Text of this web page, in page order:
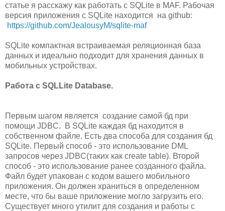
статье я расскажу как работать с SQLite в MAF. Рабочая
версия приложения c SQLite находится на github:
https://github.com/JealousyM/sqlite-maf
SQLite компактная встраиваемая реляционная база
данных и идеально подходит для хранения данных в
мобильных устройствах.
Работа с SQLLite Database.
Первым шагом является создание самой бд при
помощи JDBC. В SQLite каждая бд находится в
собственном файле. Есть два способа для создания бд
SQLite. Первый способ - это использование DML
запросов через JDBC(таких как create table). Второй
способ - это использование ранее созданного файла.
Файл будет упакован с кодом вашего мобильного
приложения. Он должен храниться в определенном
месте, что бы ваше приложение могло загрузить его.
Существует много утилит для создания и работы с